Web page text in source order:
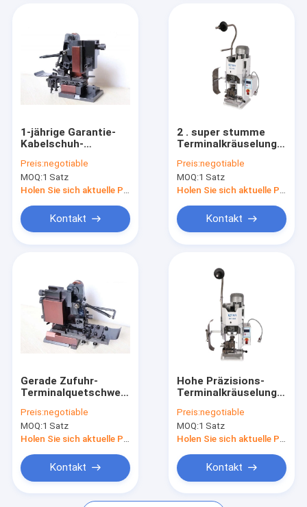
Produkte
Über uns
Fabrik-Ausflug
Nachrichten
Fordern Sie ein Zitat
1-jährige Garantie-
Kabelschuh-
Draht-Spleiß-
Anschluss-hölzerner
Verpackung
Preis:negotiable
MOQ:1 Satz
Holen Sie sich aktuelle Preis
Kontakt
2 . super stumme
Kabelbaum-
Verarbeitung
Preis:negotiable
MOQ:1 Satz
Holen Sie sich aktuelle Preis
Kontakt
Gerade Zufuhr-
Terminalquetschwerkzeug-
Art hohe Haltbarkeit
Preis:negotiable
MOQ:1 Satz
Holen Sie sich aktuelle Preis
Kontakt
Hohe Präzisions-
justierbarer
geschlossener
Anschlag
Preis:negotiable
MOQ:1 Satz
Holen Sie sich aktuelle Preis
Kontakt